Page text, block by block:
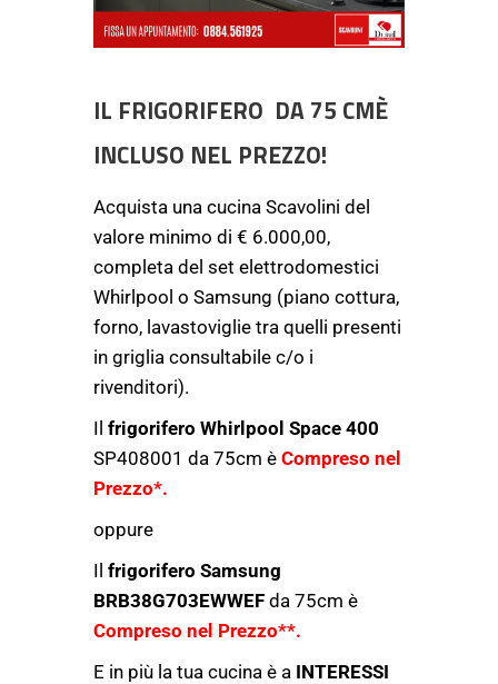
IL FRIGORIFERO DA 75 CMÈ
INCLUSO NEL PREZZO!
Acquista una cucina Scavolini del
valore minimo di € 6.000,00,
completa del set elettrodomestici
Whirlpool o Samsung (piano cottura,
forno, lavastoviglie tra quelli presenti
in griglia consultabile c/o i
rivenditori).
Il frigorifero Whirlpool Space 400
SP408001 da 75cm è Compreso nel
Prezzo*.
oppure
Il frigorifero Samsung
BRB38G703EWWEF da 75cm è
Compreso nel Prezzo**.
E in più la tua cucina è a INTERESSI